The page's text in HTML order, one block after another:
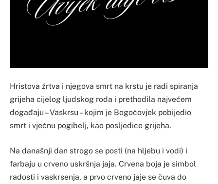
Hristova žrtva i njegova smrt na krstu je radi spiranja
grijeha cijelog ljudskog roda i prethodila najvećem
događaju – Vaskrsu – kojim je Bogočovjek pobijedio
smrt i vječnu pogibelj, kao posljedice grijeha.
Na današnji dan strogo se posti (na hljebu i vodi) i
farbaju u crveno uskršnja jaja. Crvena boja je simbol
radosti i vaskrsenja, a prvo crveno jaje se čuva do